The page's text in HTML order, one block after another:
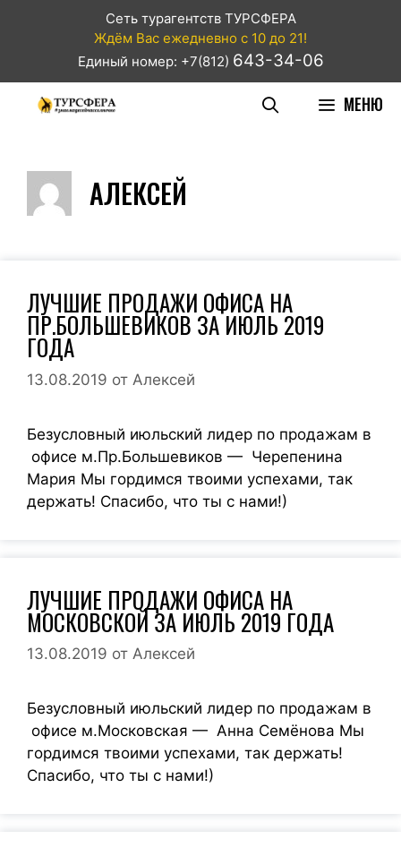
Сеть турагентств ТУРСФЕРА
Ждём Вас ежедневно с 10 до 21!
Единый номер: +7(812) 643-34-06
МЕНЮ
АЛЕКСЕЙ
ЛУЧШИЕ ПРОДАЖИ ОФИСА НА
ПР.БОЛЬШЕВИКОВ ЗА ИЮЛЬ 2019
ГОДА
13.08.2019 от Алексей
Безусловный июльский лидер по продажам в
офисе м.Пр.Большевиков — Черепенина
Мария Мы гордимся твоими успехами, так
держать! Спасибо, что ты с нами!)
ЛУЧШИЕ ПРОДАЖИ ОФИСА НА
МОСКОВСКОЙ ЗА ИЮЛЬ 2019 ГОДА
13.08.2019 от Алексей
Безусловный июльский лидер по продажам в
офисе м.Московская — Анна Семёнова Мы
гордимся твоими успехами, так держать!
Спасибо, что ты с нами!)